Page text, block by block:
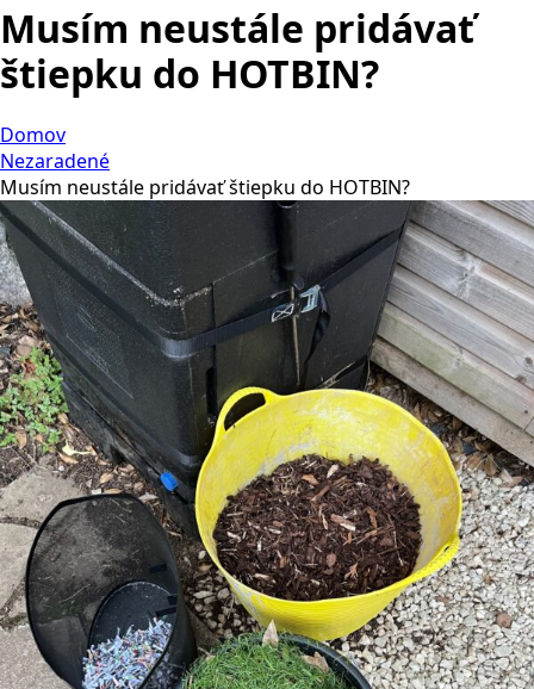
Musím neustále pridávať
štiepku do HOTBIN?
Domov
Nezaradené
Musím neustále pridávať štiepku do HOTBIN?